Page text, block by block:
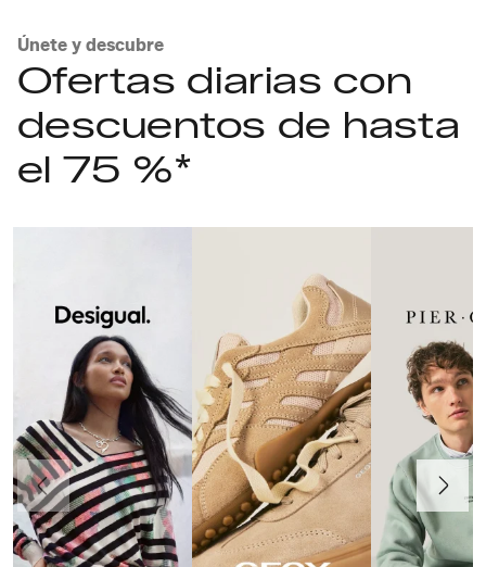
Únete y descubre
Ofertas diarias con
descuentos de hasta
el 75 %*
Anteriormente